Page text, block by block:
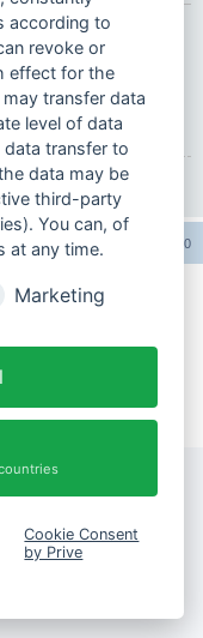
anmelden zu können. Die
ermöglicht dir, auf
kann registrierten
Bitte beachte auch die
bewegst.
Alle Zeiten sind UTC+02:00
ändern
according to
revoke or
effect for the
transfer data
level of data
transfer to
data may be
third-party
You can, of
at any time.
Marketing
Cookie Consent
by Prive